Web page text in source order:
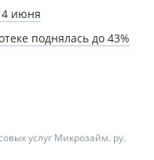
4 июня
поднялась до 43%
услуг Микрозайм. ру.